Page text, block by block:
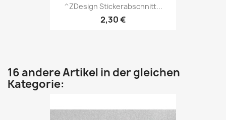
^ZDesign Stickerabschnitt...
2,30 €
16 andere Artikel in der gleichen
Kategorie: